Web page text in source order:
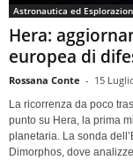
Astronautica ed
Hera:
europea di
Rossana Conte - 15
La ricorrenza da poco
punto su Hera, la prima
planetaria. La sonda
Dimorphos, dove